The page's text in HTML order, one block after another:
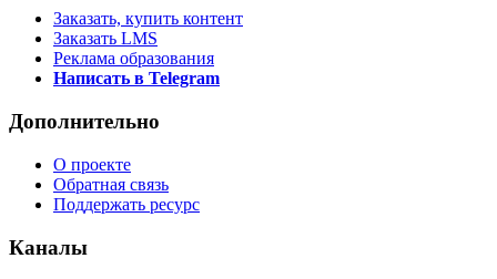
Заказать, купить контент
Заказать LMS
Реклама образования
Написать в Telegram
Дополнительно
О проекте
Обратная связь
Поддержать ресурс
Каналы